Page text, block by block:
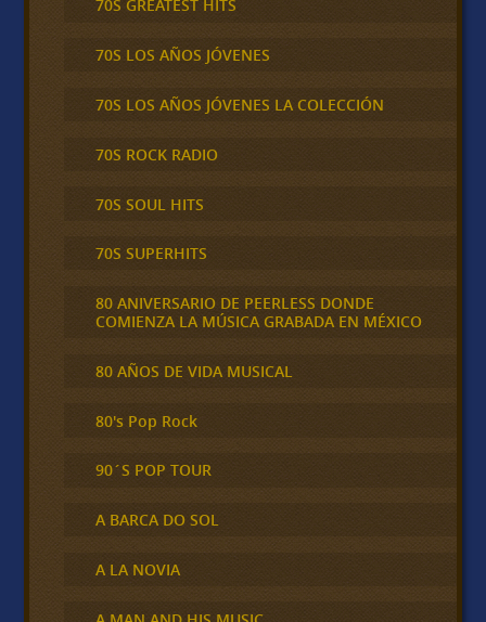
70S GREATEST HITS
70S LOS AÑOS JÓVENES
70S LOS AÑOS JÓVENES LA COLECCIÓN
70S ROCK RADIO
70S SOUL HITS
70S SUPERHITS
80 ANIVERSARIO DE PEERLESS DONDE
COMIENZA LA MÚSICA GRABADA EN MÉXICO
80 AÑOS DE VIDA MUSICAL
80's Pop Rock
90´S POP TOUR
A BARCA DO SOL
A LA NOVIA